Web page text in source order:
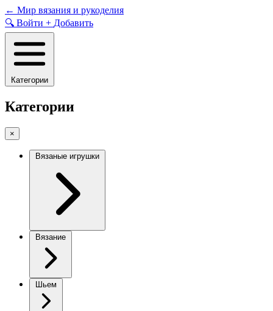
Skip
to
content
← Мир вязания и рукоделия
🔍 Войти + Добавить
Категории
Категории
×
Вязаные игрушки
Вязание
Шьем